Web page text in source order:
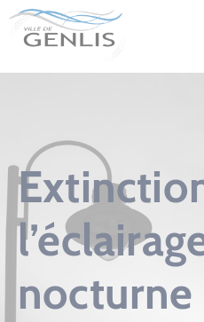
Accueil
Mes Démarches
Mes Services Utiles
Mes Activités
nocturne